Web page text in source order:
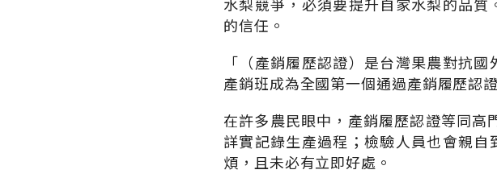
水梨競爭，必須要提升自家水梨的品
的信任。
「（產銷履歷認證）是台灣果農對抗
產銷班成為全國第一個通過產銷履歷認
在許多農民眼中，產銷履歷認證等同
詳實記錄生產過程；檢驗人員也會親
煩，且未必有立即好處。